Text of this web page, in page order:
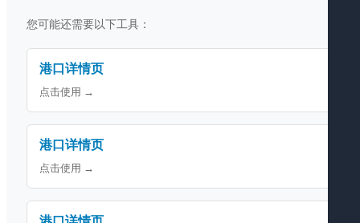
您可能还需要以下工具：
港口详情页
点击使用 →
港口详情页
点击使用 →